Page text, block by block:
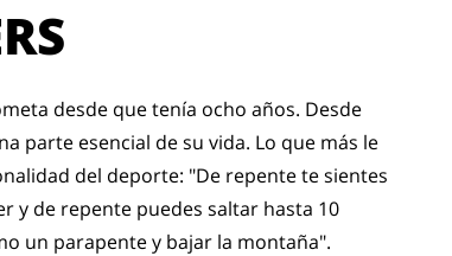
desde que tenía ocho años. Desde
parte esencial de su vida. Lo que más le
del deporte: "De repente te sientes
y de repente puedes saltar hasta 10
un parapente y bajar la montaña".